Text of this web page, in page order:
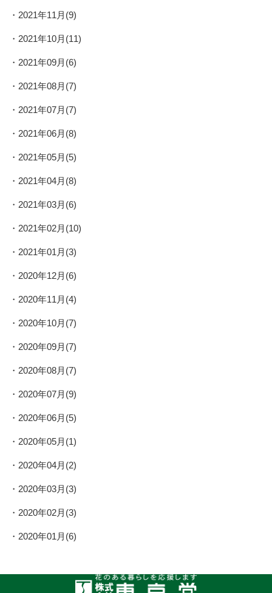
2021年11月(9)
2021年10月(11)
2021年09月(6)
2021年08月(7)
2021年07月(7)
2021年06月(8)
2021年05月(5)
2021年04月(8)
2021年03月(6)
2021年02月(10)
2021年01月(3)
2020年12月(6)
2020年11月(4)
2020年10月(7)
2020年09月(7)
2020年08月(7)
2020年07月(9)
2020年06月(5)
2020年05月(1)
2020年04月(2)
2020年03月(3)
2020年02月(3)
2020年01月(6)